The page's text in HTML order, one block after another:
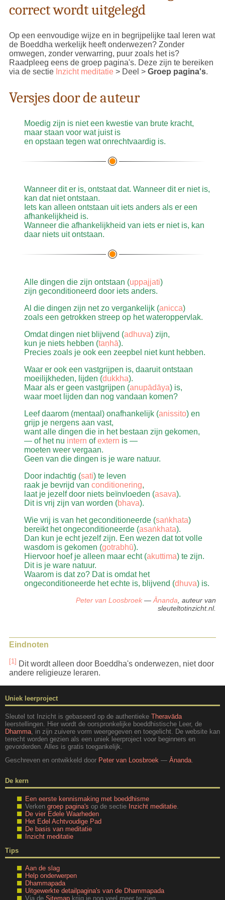
kan worden beïnvloed (asava). Het is een staat van
de geest die onvergelijkbaar (anuttara
van geluk te boven gaat. Ook jij hebt het potentieel in
je dit te bereiken. Als dit niet zo zou zijn, dan zou ik
dit niet tegen je zeggen. Maar uiterst waakzaam zijn
(appamāda) is een vereiste.
Ons doel is dan ook niet het geconditioneerde
(asaṅkhata ) hetgeen gelijk is aanNibbāna
onze ware natuur. Het is niet onze 'oorsprong' want
een gevolg van iets. Als het onze oorsprong zou zijn,
dan zouden we 'teruggaan naar waar we vandaan
kwamen', d.w.z. het oude. Maar Nibbāna is niet het
precies zoals we mentaal ook dienen te zijn: altijd
want dat is door de geest gemaakt (cittakata),
gefabriceerd (ook welmanomaya
geest is gecreëerd oftewel wat binnen de groepen
van hechten (pañcupādānakkhandhā
instabiel (adhuva). Nibbāna daarentegen is stabiel
dhuva). Het is 'de onveranderlijke plaats' (
Het ongeconditioneerde kan alleen worden bereikt
Zoals een slang zijn oude versleten huid van zich
afschudt en daar nooit meer in terugkeert.
Het ongeconditioneerde is een staat van de geest
die ontwikkeld (bhavetatabbam) moet worden. Die
mentale ontwikkeling (bhāvanā
) begint met de
training in aandacht (āvajjana) en door alle ideeën
over 'zelf', 'ik' etc. over boord te gooien, te
overwinnen (attajinati). Ziezelfoverwinning.
correct wordt uitgelegd
Op een eenvoudige wijze en in begrijpelijke taal leren wat
de Boeddha werkelijk heeft onderwezen? Zonder
omwegen, zonder verwarring, puur zoals het is?
Raadpleeg eens de groep pagina's. Deze zijn te bereiken
via de sectie Inzicht meditatie > Deel > Groep pagina's.
Versjes door de auteur
Moedig zijn is niet een kwestie van brute kracht,
maar staan voor wat juist is
en opstaan tegen wat onrechtvaardig is.
Wanneer dit er is, ontstaat dat. Wanneer dit er niet is,
kan dat niet ontstaan.
Iets kan alleen ontstaan uit iets anders als er een
afhankelijkheid is.
Wanneer die afhankelijkheid van iets er niet is, kan
daar niets uit ontstaan.
Alle dingen die zijn ontstaan (uppajjati)
zijn geconditioneerd door iets anders.
Al die dingen zijn net zo vergankelijk (anicca)
zoals een getrokken streep op het wateroppervlak.
Omdat dingen niet blijvend (adhuva) zijn,
kun je niets hebben (taṇhā).
Precies zoals je ook een zeepbel niet kunt hebben.
Waar er ook een vastgrijpen is, daaruit ontstaan
moeilijkheden, lijden (dukkha).
Maar als er geen vastgrijpen (anupādāya) is,
waar moet lijden dan nog vandaan komen?
Leef daarom (mentaal) onafhankelijk (anissito) en
grijp je nergens aan vast,
want alle dingen die in het bestaan zijn gekomen,
— of het nu intern ofextern is —
moeten weer vergaan.
Geen van die dingen is je ware natuur.
Door indachtig (sati) te leven
raak je bevrijd van conditionering,
laat je jezelf door niets beïnvloeden (asava).
Dit is vrij zijn van worden (bhava).
Wie vrij is van het geconditioneerde (saṅkhata)
bereikt het ongeconditioneerde (asaṅkhata).
Dan kun je echt jezelf zijn. Een wezen dat tot volle
wasdom is gekomen (gotrabhū).
Hiervoor hoef je alleen maar echt (akuttima) te zijn.
Dit is je ware natuur.
Waarom is dat zo? Dat is omdat het
ongeconditioneerde het echte is, blijvend (dhuva) is.
Peter van Loosbroek —Ānanda , auteur van
sleuteltotinzicht.nl.
Eindnoten
[1] Dit wordt alleen door Boeddha's onderwezen, niet door
andere religieuze leraren.
Uniek leerproject
Sleutel tot Inzicht is gebaseerd op de authentieke Theravāda
leerstellingen. Hier wordt de oorspronkelijke boeddhistische Leer, de
Dhamma , in zijn zuivere vorm weergegeven en toegelicht. De website kan
terecht worden gezien als een uniek leerproject voor beginners en
gevorderden. Alles is gratis toegankelijk.
Geschreven en ontwikkeld door Peter van Loosbroek — Ānanda.
De kern
Een eerste kennismaking met boeddhisme
Verken groep pagina's op de sectie Inzicht meditatie
De vier Edele Waarheden
Het Edel Achtvoudige Pad
De basis van meditatie
Inzicht meditatie
Tips
Aan de slag
Help onderwerpen
Dhammapada
Uitgewerkte detailpagina's van de Dhammapada
Via de Sitemap krijg je nog veel meer te zien.